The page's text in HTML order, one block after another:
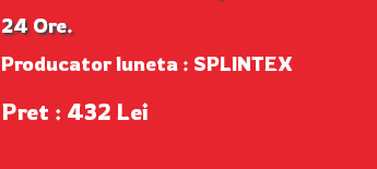
24 Ore.
Producator luneta : SPLINTEX
Pret : 432 Lei